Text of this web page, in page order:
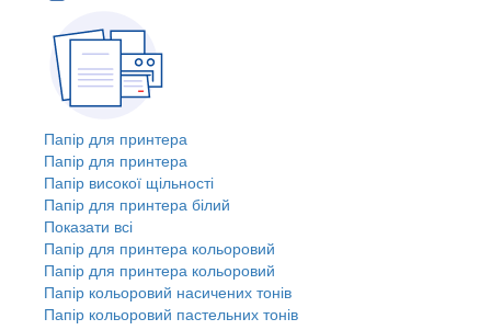
Папір для принтера
Папір для принтера
Папір високої щільності
Папір для принтера білий
Показати всі
Папір для принтера кольоровий
Папір для принтера кольоровий
Папір кольоровий насичених тонів
Папір кольоровий пастельних тонів